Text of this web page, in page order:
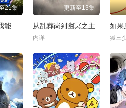
集 第37集 第38集
集 第45集 第46集
集 第53集 第54集
集